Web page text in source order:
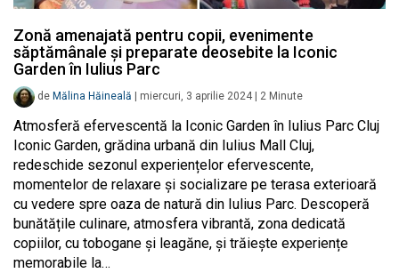
Zonă amenajată pentru copii, evenimente
săptămânale și preparate deosebite la Iconic
Garden în Iulius Parc
de Mălina Hăineală miercuri, 3 aprilie 2024 2 Minute
Atmosferă efervescentă la Iconic Garden în Iulius Parc Cluj
Iconic Garden, grădina urbană din Iulius Mall Cluj,
redeschide sezonul experiențelor efervescente,
momentelor de relaxare și socializare pe terasa exterioară
cu vedere spre oaza de natură din Iulius Parc. Descoperă
bunătățile culinare, atmosfera vibrantă, zona dedicată
copiilor, cu tobogane și leagăne, și trăiește experiențe
memorabile la…